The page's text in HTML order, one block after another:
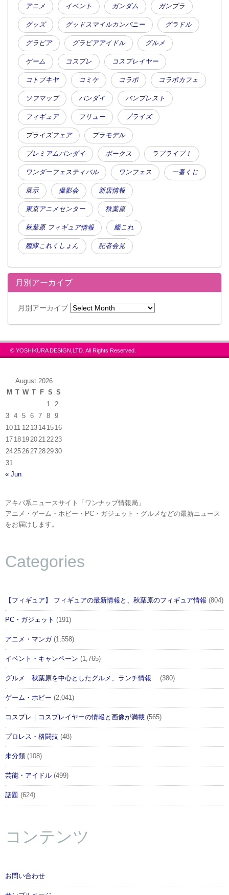
アニメ イベント ガンダム ガンプラ
グッズ グッドスマイルカンパニー グラドル
グラビア グラビアアイドル グルメ
ゲーム コスプレ コスプレイヤー
コトブキヤ コミケ コラボ コラボカフェ
ソフマップ バンダイ バンプレスト
フィギュア フリュー プライズ
プライズフェア プラモデル
プレミアムバンダイ ボークス ラブライブ！
ワンダーフェスティバル ワンフェス 一番くじ
展示 撮影会 新店情報
東京アニメセンター 秋葉原
秋葉原 フィギュア情報 艦これ
艦隊これくしょん 記者会見
月別アーカイブ
月別アーカイブ
© YOSHIKURA DESIGN,LTD. All Rights Reserved.
August 2026
M T W T F S S
1
2
3
4 5 6 7 8
9
10 11 12 13 14 15 16
17 18 19 20 21 22 23
24 25 26 27 28 2930
31
« Jun
アキバ系ニュースサイト「ワンナップ情報局」
アニメ・ゲーム・ホビー・PC・ガジェット・グルメなどの最新ニュース
をお届けします。
Categories
【フィギュア】 フィギュアの最新情報と、秋葉原のフィギュア情報 (804)
PC・ガジェット (191)
アニメ・マンガ(1,558)
イベント・キャンペーン (1,765)
グルメ 秋葉原を中心としたグルメ、ランチ情報 (380)
ゲーム・ホビー (2,041)
コスプレ｜コスプレイヤーの情報と画像が満載 (565)
プロレス・格闘技 (48)
未分類 (108)
芸能・アイドル (499)
話題 (624)
コンテンツ
お問い合わせ